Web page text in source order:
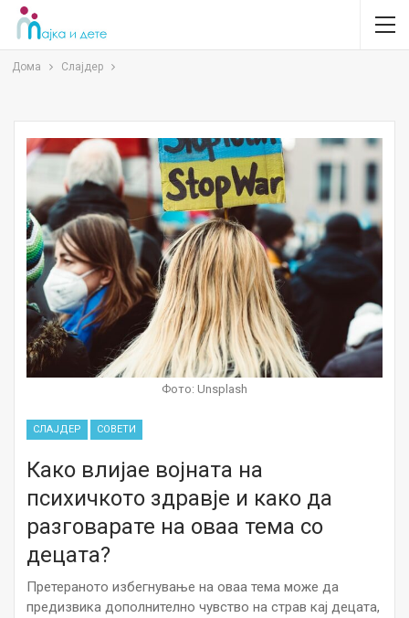
Дома Слајдер
Фото: Unsplash
СЛАЈДЕР СОВЕТИ
Како влијае војната на
психичкото здравје и како да
разговарате на оваа тема со
децата?
Претераното избегнување на оваа тема може да
предизвика дополнително чувство на страв кај децата,